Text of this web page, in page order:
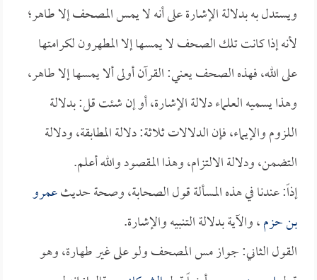
ويستدل به بدلالة الإشارة على أنه لا يمس المصحف إلا طاهر؛
لأنه إذا كانت تلك الصحف لا يمسها إلا المطهرون لكرامتها
على الله، فهذه الصحف يعني: القرآن أولى ألا يمسها إلا طاهر،
وهذا يسميه العلماء دلالة الإشارة، أو إن شئت قل: بدلالة
اللزوم والإيماء، فإن الدلالات ثلاثة: دلالة المطابقة، ودلالة
التضمن، ودلالة الالتزام، وهذا المقصود والله أعلم.
إذاً: عندنا في هذه المسألة قول الصحابة، وصحة حديثعمرو
بن حزم، والآية بدلالة التنبيه والإشارة.
القول الثاني: جواز مس المصحف ولو على غير طهارة، وهو